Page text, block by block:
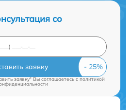
со
заявку
заявку" Вы соглашаетесь cполитикой